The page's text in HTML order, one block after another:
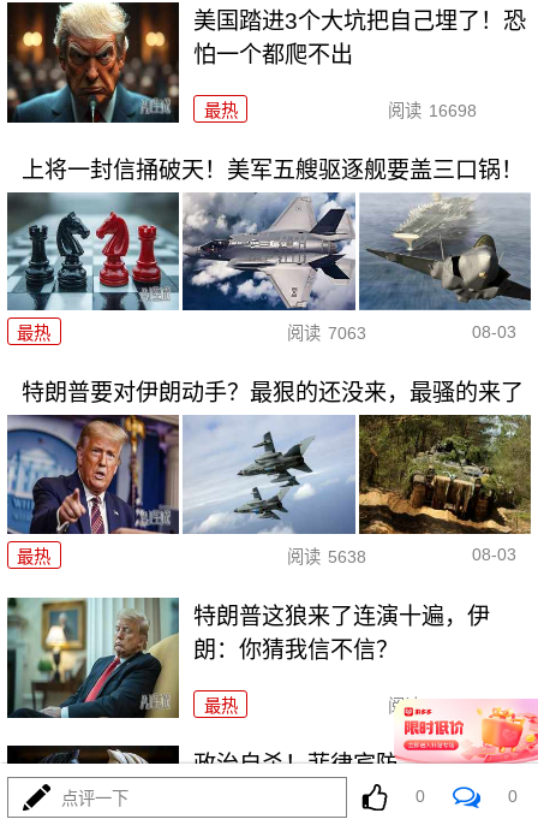
美国踏进3个大坑把自己埋了！恐
怕一个都爬不出
最热 阅读 16698
上将一封信捅破天！美军五艘驱逐舰要盖三口锅！
最热 阅读 7063 08-03
特朗普要对伊朗动手？最狠的还没来，最骚的来了
最热 阅读 5638 08-03
特朗普这狼来了连演十遍，伊
朗：你猜我信不信？
最热 阅读 4852
政治自杀！菲律宾防长，你这是
在给菲律宾掘墓！
点评一下 0 0